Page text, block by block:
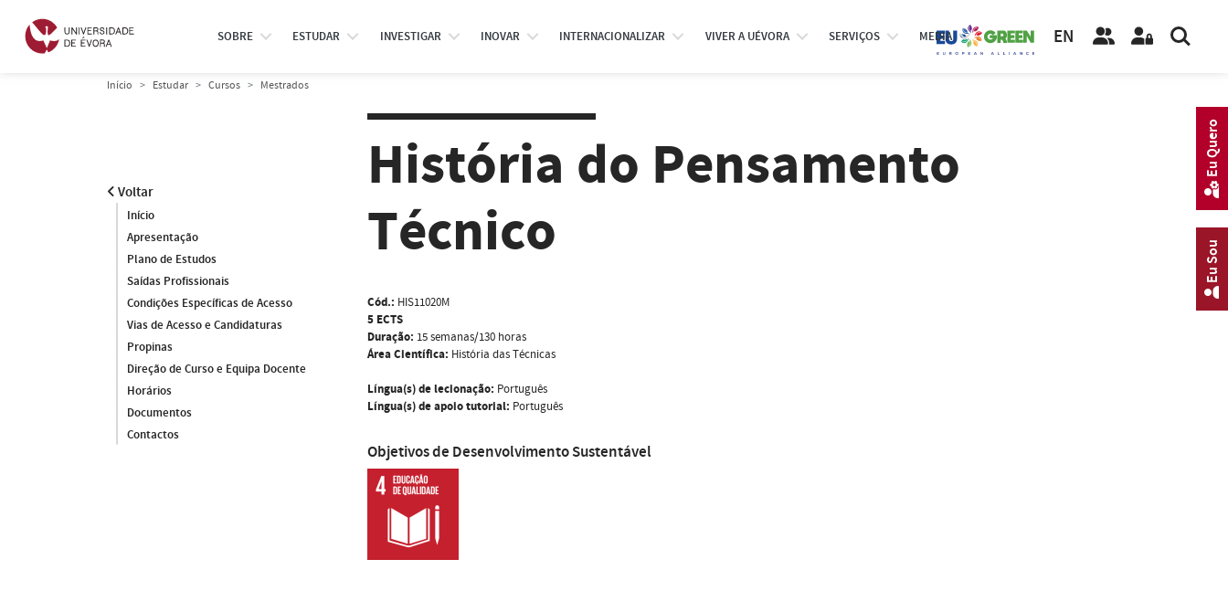
SOBRE ESTUDAR INVESTIGAR INOVAR INTERNACIONALIZAR VIVER A UÉVORA SERVIÇOS MEDIA EN
Início Estudar Cursos Mestrados
Voltar
Início
Apresentação
Plano de Estudos
Saídas Profissionais
Condições Específicas de Acesso
Vias de Acesso e Candidaturas
Propinas
Direção de Curso e Equipa Docente
Horários
Documentos
Contactos
História do Pensamento
Técnico
Cód.: HIS11020M
5 ECTS
Duração: 15 semanas/130 horas
Área Científica: História das Técnicas
Língua(s) de lecionação: Português
Língua(s) de apoio tutorial: Português
Objetivos de Desenvolvimento Sustentável
Eu Sou
Eu Quero